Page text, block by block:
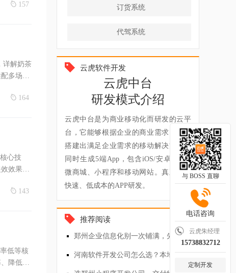
157
详解奶茶
多场景
164
心技
效果，
143
低等核
降低获
订货系统
代驾系统
云虎软件开发
云虎中台
研发模式介绍
云虎中台是为商业移动化而研发的云平
台，它能够根据企业的商业需求，快速
搭建出满足企业需求的移动解决方案，
同时生成5端App，包含iOS/安卓App、
微商城、小程序和移动网站。真正实现
快速、低成本的APP研发。
推荐阅读
郑州企业信息化别一次铺满，先定最小可用系统
河南软件开发公司怎么选？本地响应和远程外包差在哪
与 BOSS 直聊
电话咨询
云虎朱经理
15738832712
定制开发